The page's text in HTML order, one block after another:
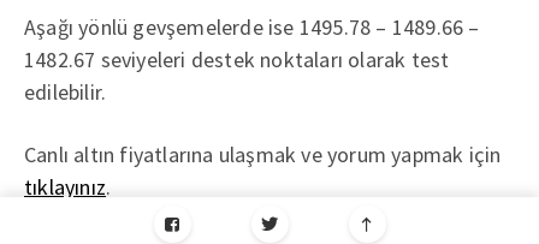
Aşağı yönlü gevşemelerde ise 1495.78 – 1489.66 –
1482.67 seviyeleri destek noktaları olarak test
edilebilir.
Canlı altın fiyatlarına ulaşmak ve yorum yapmak için
tıklayınız.